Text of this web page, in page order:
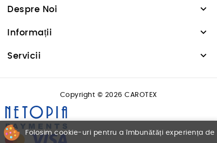
Despre Noi 
Informații 
Servicii 
Folosim cookie-uri pentru a îmbunătăți experiența de
Copyright © 2026 CAROTEX